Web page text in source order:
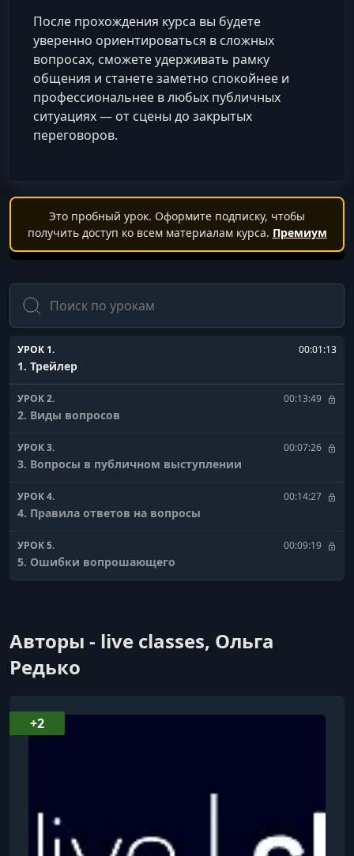
После прохождения курса вы будете
уверенно ориентироваться в сложных
вопросах, сможете удерживать рамку
общения и станете заметно спокойнее и
профессиональнее в любых публичных
ситуациях — от сцены до закрытых
переговоров.
Это пробный урок. Оформите подписку, чтобы
получить доступ ко всем материалам курса. Премиум
Поиск
УРОК 1. 00:01:13
1. Трейлер
УРОК 2. 00:13:49
2. Виды вопросов
УРОК 3. 00:07:26
3. Вопросы в публичном выступлении
УРОК 4. 00:14:27
4. Правила ответов на вопросы
УРОК 5. 00:09:19
5. Ошибки вопрошающего
Авторы - live classes, Ольга
Редько
+2